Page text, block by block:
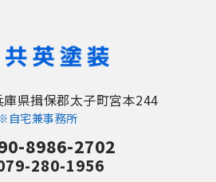
県揖保郡太子町宮本244
自宅兼事務所
8986-2702
280-1956